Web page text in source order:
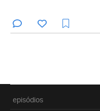
episódios